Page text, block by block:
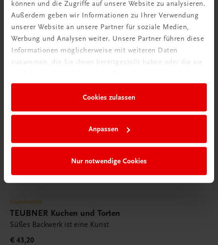
können und die Zugriffe auf unsere Website zu analysieren.
Außerdem geben wir Informationen zu Ihrer Verwendung
unserer Website an unsere Partner für soziale Medien,
Werbung und Analysen weiter. Unsere Partner führen diese
Informationen möglicherweise mit weiteren Daten
zusammen, die Sie ihnen bereitgestellt haben oder die sie
Cookies zulassen
Anpassen
Nur notwendige Cookies
Gastronomie
TEUBNER Kuchen und Torten
Süßes Backwerk ist eine Kunst
€ 43,20